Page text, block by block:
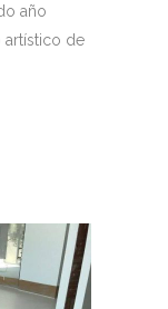
año
artístico de